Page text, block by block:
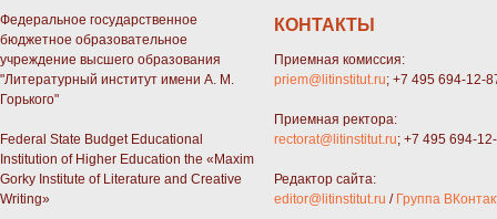
Федеральное государственное
бюджетное образовательное
учреждение высшего образования
"Литературный институт имени А. М.
Горького"
Federal State Budget Educational
Institution of Higher Education the «Maxim
Gorky Institute of Literature and Creative
Writing»
КОНТАКТЫ
Приемная комиссия:
priem@litinstitut.ru; +7 495 694-12-
Приемная ректора:
rectorat@litinstitut.ru; +7 495 694-
Редактор сайта:
editor@litinstitut.ru / Группа